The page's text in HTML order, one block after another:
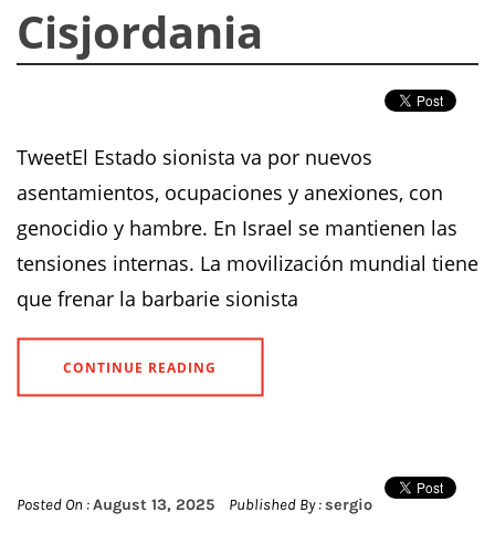
Cisjordania
TweetEl Estado sionista va por nuevos
asentamientos, ocupaciones y anexiones, con
genocidio y hambre. En Israel se mantienen las
tensiones internas. La movilización mundial tiene
que frenar la barbarie sionista
CONTINUE READING
Posted On :August 13, 2025 Published By :sergio